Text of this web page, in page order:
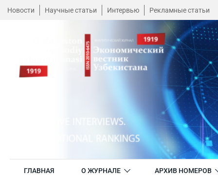
Новости Научные статьи Интервью Рекламные статьи
ГЛАВНАЯ О ЖУРНАЛЕ АРХИВ НОМЕРОВ